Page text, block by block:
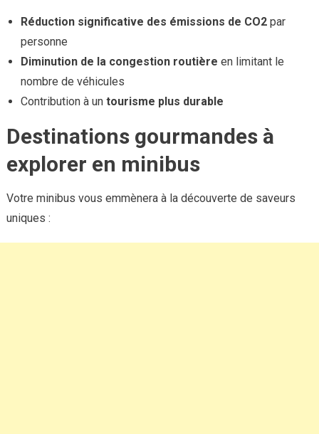
Réduction significative des émissions de CO2par
personne
Diminution de la congestion routière en limitant le
nombre de véhicules
Contribution à un tourisme plus durable
Destinations gourmandes à
explorer en minibus
Votre minibus vous emmènera à la découverte de saveurs
uniques :